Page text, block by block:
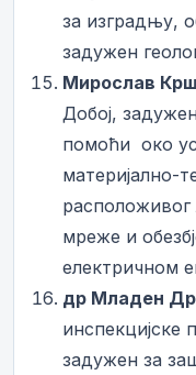
за изградњу,
задужен
Мирослав
Добој,
помоћи око
материјално-
расположивог
мреже и
електричном
др Младен
инспекцијске
задужен за